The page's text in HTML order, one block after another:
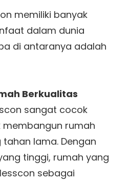
memiliki banyak
dalam dunia
di antaranya adalah
Berkualitas
sangat cocok
membangun rumah
lama. Dengan
tinggi, rumah yang
sebagai